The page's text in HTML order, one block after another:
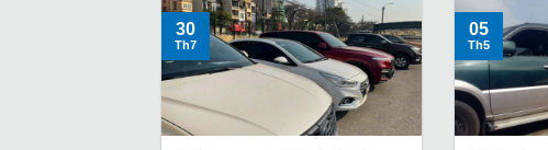
30
Th7
05
Th5